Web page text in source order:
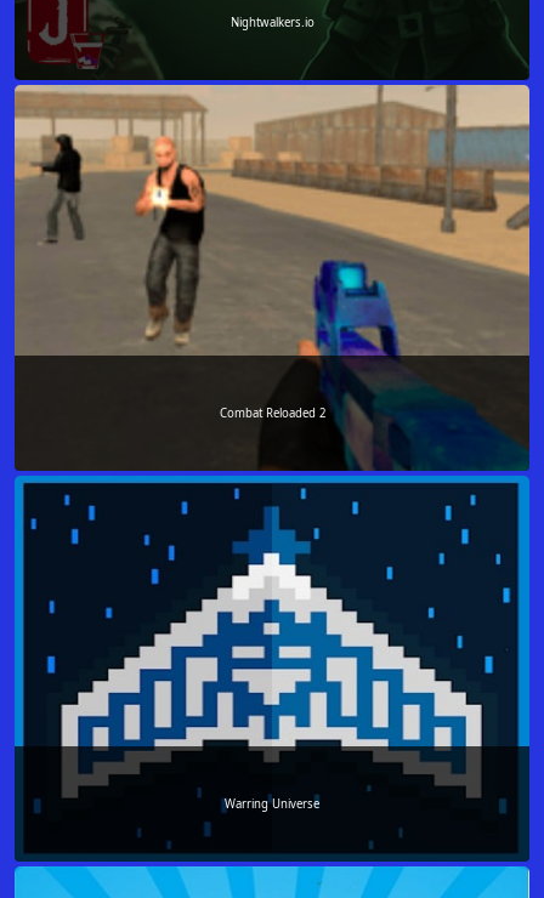
Nightwalkers.io
Combat Reloaded 2
Warring Universe